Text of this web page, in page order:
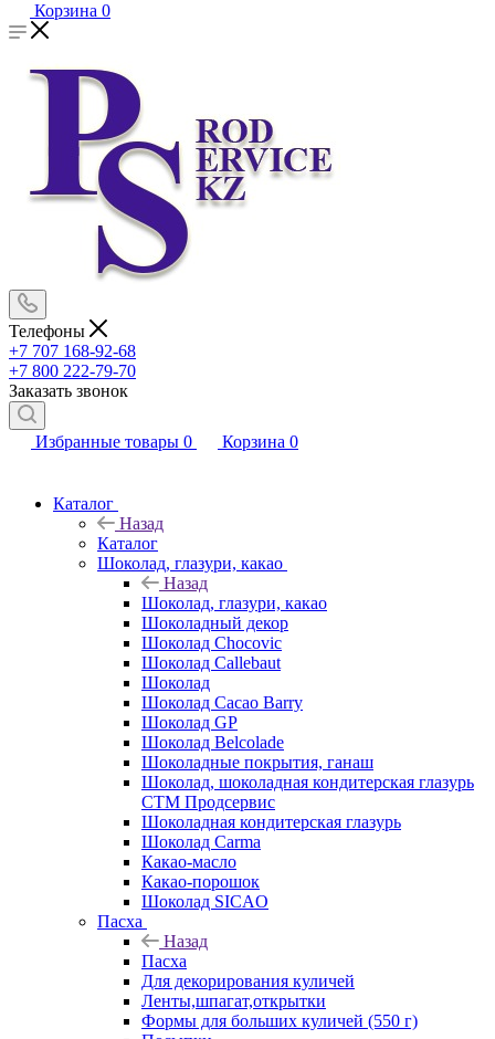
Корзина 0
Телефоны
+7 707 168-92-68
+7 800 222-79-70
Заказать звонок
Избранные товары 0 Корзина 0
Каталог
Назад
Каталог
Шоколад, глазури, какао
Назад
Шоколад, глазури, какао
Шоколадный декор
Шоколад Chocovic
Шоколад Callebaut
Шоколад
Шоколад Cacao Barry
Шоколад GP
Шоколад Belcolade
Шоколадные покрытия, ганаш
Шоколад, шоколадная кондитерская глазурь
СТМ Продсервис
Шоколадная кондитерская глазурь
Шоколад Carma
Какао-масло
Какао-порошок
Шоколад SICAO
Пасха
Назад
Пасха
Для декорирования куличей
Ленты,шпагат,открытки
Формы для больших куличей (550 г)